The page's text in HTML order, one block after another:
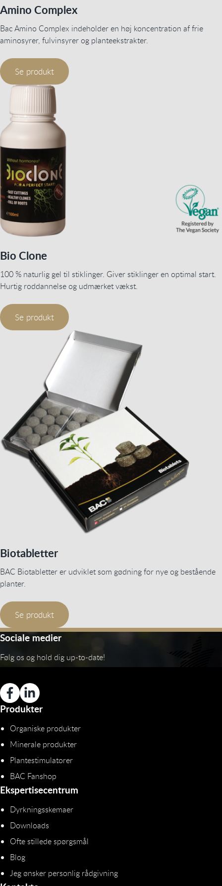
Amino Complex
Bac Amino Complex indeholder en høj koncentration af frie
aminosyrer, fulvinsyrer og planteekstrakter.
Se produkt
Bio Clone
100 % naturlig gel til stiklinger. Giver stiklinger en optimal start.
Hurtig roddannelse og udmærket vækst.
Se produkt
Biotabletter
BAC Biotabletter er udviklet som gødning for nye og bestående
planter.
Se produkt
Sociale medier
Følg os og hold dig up-to-date!
Produkter
Organiske produkter
Minerale produkter
Plantestimulatorer
BAC Fanshop
Ekspertisecentrum
Dyrkningsskemaer
Downloads
Ofte stillede spørgsmål
Blog
Jeg ønsker personlig rådgivning